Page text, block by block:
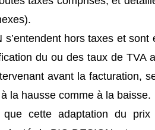
hors taxes et
du ou des taux de TVA
avant la facturation,
la hausse comme à la baisse.
cette adaptation du